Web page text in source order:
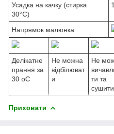
Усадка на качку (стирка
30°C)
Напрямок малюнка
Делікатне
прання за
30 oС
Не можна
відбілюват
и
Не
ти та
сушити
Приховати